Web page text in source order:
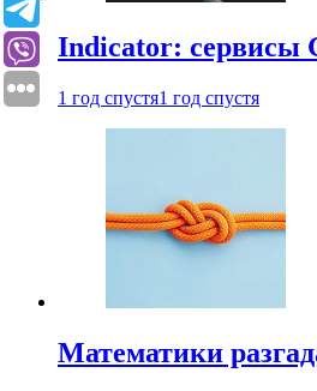
Indicator: сервисы
1 год спустя1 год спустя
Математики